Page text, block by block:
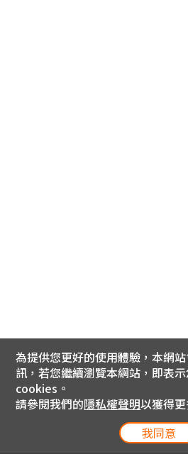
為提供您更好的使用體驗，本網
訊，若您繼續瀏覽本網站，即表
cookies。
請參閱我們的隱私權聲明以獲得
我同意